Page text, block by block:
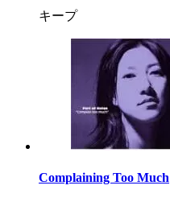
キープ
Complaining Too Much